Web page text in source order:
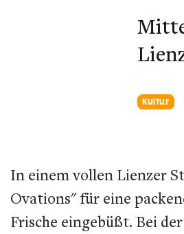
Kultur
In einem vollen Lienzer
Ovations" für eine
Frische eingebüßt. Bei